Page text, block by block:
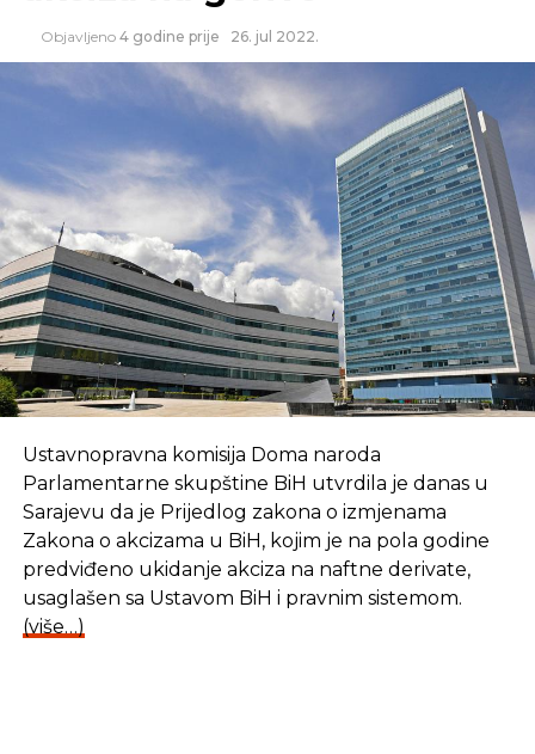
Objavljeno 4 godine prije 26. jul 2022.
Ustavnopravna komisija Doma naroda
Parlamentarne skupštine BiH utvrdila je danas u
Sarajevu da je Prijedlog zakona o izmjenama
Zakona o akcizama u BiH, kojim je na pola godine
predviđeno ukidanje akciza na naftne derivate,
usaglašen sa Ustavom BiH i pravnim sistemom.
(više…)